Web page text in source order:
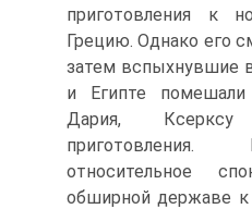
приготовления к
Грецию. Однако его
затем вспыхнувшие
и Египте
Дария,
относительное
обширной державе к